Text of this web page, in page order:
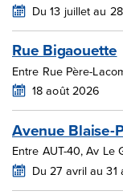
Du 13 juillet au
Rue Bigaouette
Entre Rue Père-
18 août 2026
Avenue Blaise-
Entre AUT-40, Av Le
Du 27 avril au